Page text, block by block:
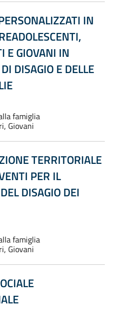
IN
E GIOVANI IN
DISAGIO E DELLE
famiglia
Giovani
TERRITORIALE
PER IL
DISAGIO DEI
famiglia
Giovani